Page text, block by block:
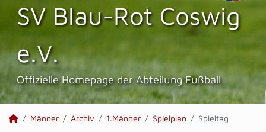
SV Blau-Rot Coswig
e.V.
Offizielle Homepage der Abteilung Fußball
Männer Archiv 1.Männer Spielplan Spieltag